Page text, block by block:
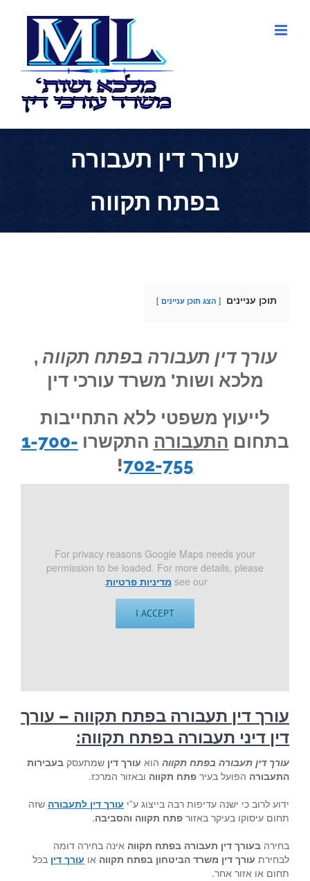
עורך דין תעבורה
בפתח תקווה
תוכן עניינים הצג תוכן עניינים
עורך דין תעבורה בפתח תקווה ,
מלכא ושות' משרד עורכי דין
לייעוץ משפטי ללא התחייבות
בתחום התעבורה התקשרו 1-700-
702-755
!
For privacy reasons Google Maps needs your
permission to be loaded. For more details, please
see our מדיניות פרטיות.
I ACCEPT
עורך דין תעבורה בפתח תקווה – עורך
דין דיני תעבורה בפתח תקווה:
עורך דין תעבורה בפתח תקווה הוא עורך דין שמתעסק בעבירות
התעבורה הפועל בעיר פתח תקווה ובאזור המרכז.
ידוע לרוב כי ישנה עדיפות רבה בייצוג ע”י עורך דין לתעבורה שזה
תחום עיסוקו בעיקר באזור פתח תקווה והסביבה.
בחירה בעורך דין תעבורה בפתח תקווה אינה בחירה דומה
לבחירת עורך דין משרד הביטחון בפתח תקווה או עורך דין בכל
תחום או אזור אחר.